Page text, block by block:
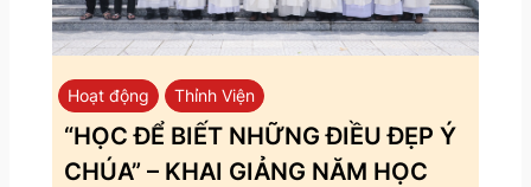
Hoạt động Thỉnh Viện
“HỌC ĐỂ BIẾT NHỮNG ĐIỀU ĐẸP Ý
CHÚA” – KHAI GIẢNG NĂM HỌC